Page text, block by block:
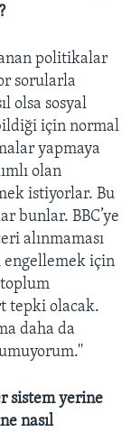
politikalar
sorularla
olsa sosyal
için normal
yapmaya
olan
istiyorlar. Bu
bunlar. BBC’ye
alınmaması
engellemek için
toplum
tepki olacak.
daha da
sistem yerine
nasıl